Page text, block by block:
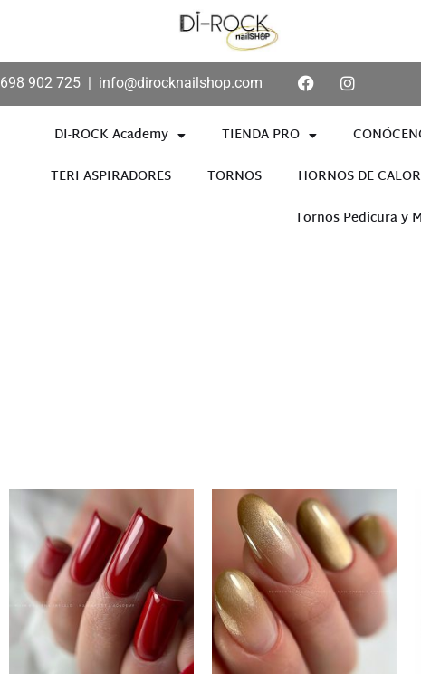
698 902 725 | info@dirocknailshop.com
DI-ROCK Academy TIENDA PRO
TERI ASPIRADORES
TORNOS HORNOS DE
Tornos Pedicura y